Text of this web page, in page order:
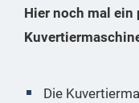
Hier noch mal ein
Die